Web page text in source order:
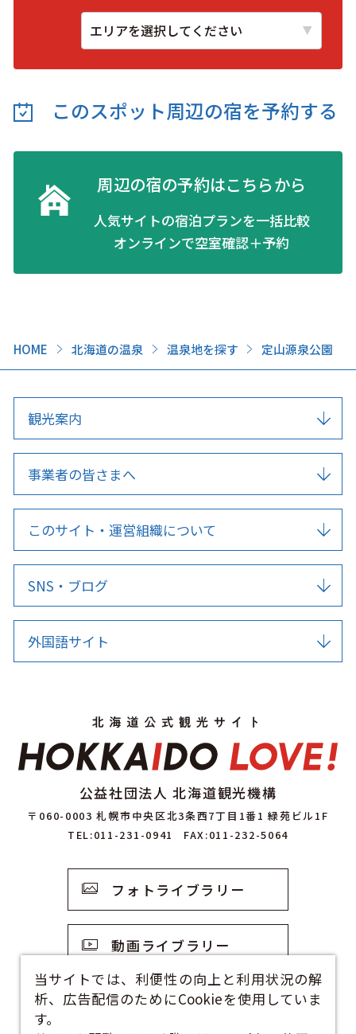
HOME 北海道の温泉 温泉地を探す 定山源泉公園
このスポット周辺の宿を予約する
周辺の宿の予約はこちらから
人気サイトの宿泊プランを一括比較
オンラインで空室確認＋予約
観光案内
事業者の皆さまへ
このサイト・運営組織について
SNS・ブログ
外国語サイト
公益社団法人 北海道観光機構
〒060-0003 札幌市中央区北3条西7丁目1番1 緑苑ビル1F
TEL:011-231-0941
FAX:011-232-5064
フォトライブラリー
動画ライブラリー
観光資料
当サイトでは、利便性の向上と利用状況の解
析、広告配信のためにCookieを使用していま
す。